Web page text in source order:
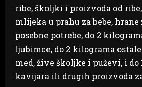
ribe, školjki i proizvoda od
mlijeka u prahu za bebe, hrane
posebne potrebe, do 2
ljubimce, do 2 kilograma
med, žive školjke i puževi, i do
kavijara ili drugih proizvoda